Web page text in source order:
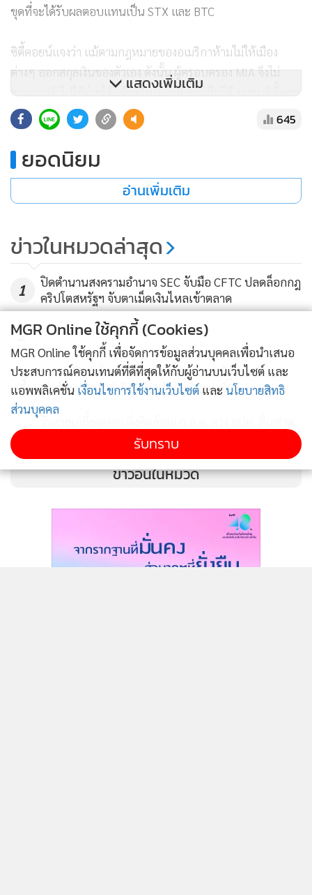
ขุดที่จะได้รับผลตอบแทนเป็น STX และ BTC
ซิตี้คอยน์แจงว่า แม้ตามกฎหมายของอเมริกาห้ามไม่ให้เมือง
ต่างๆ ออกสกุลเงินของตัวเอง ดังนั้น ผู้ครอบครอง MIA จึงไม่
สามารถนำไปใช้จ่ายได้แม้แต่ในไมอามี่ อย่างไรก็ดี ชุมชนซิตี้คอย
น์จะพัฒนาแอปที่ใช้โทเคนเป็นรางวัล เทรด กู้ยืม ทำสัญญา
อัจฉริยะ และอื่นๆ อีกมากมาย เช่น นำไปแลกส่วนลดที่สามารถ
ใช้กับห้างร้านในท้องถิ่น
การเปิดตัว MIA เป็นความเคลื่อนไหวล่าสุดในโปรเจ็กต์พัฒนาคริ
ไมอามี่เป็นเมืองที่มีศักยภาพการแข่งขันด้านคริปโตสูงสุดในโลก
โดยเมื่อไม่กี่เดือนมานี้ ไมอามี่เป็นเจ้าภาพจัดการประชุมบิตคอย
น์ 2021 ที่นอกจากเป็นเวทีประชุมคริปโตใหญ่ที่สุดในโลกแล้ว ยัง
เป็นสถานที่ที่ประธานาธิบดีนายิบ บูเคเลของเอลซัลวาดอร์
ประกาศยอมรับบิตคอยน์เป็นสกุลเงินที่ใช้ชำระหนี้ได้ตาม
กฎหมายเป็นประเทศแรกของโลก
เมื่อไม่นานมานี้ ซัวเรซยังผลักดันการชำระเงินระบบ
อิเล็กทรอนิกส์ และโครงการอสังหาริมทรัพย์แห่งหนึ่งของเมืองนี้
กลายเป็นโครงการที่จ่ายด้วยคริปโตในราคาสูงสุดถึง 22.5 ล้าน
ดอลลาร์
นอกจากนั้น ในเดือนมิถุนายนที่ผ่านมา ซัวเรซยังเชิญชวนเหมือง
นิวส์วีกรายงานว่า ซัวเรซเคยให้สัมภาษณ์ไว้เมื่อเร็วๆ นี้ว่า ไมอามี่
แสดงเพิ่มเติม
645
ยอดนิยม
อ่านเพิ่มเติม
ข่าวในหมวดล่าสุด
1
ปิดตำนานสงครามอำนาจ SEC จับมือ CFTC ปลดล็อกกฎ
คริปโตสหรัฐฯ จับตาเม็ดเงินไหลเข้าตลาด
2
3
Bybit เปิดหน้าชกโสมแดง! ฟ้องศาลสหรัฐฯ อายัด 1.5
พันล้านดอลลาร์ ดัดหลัง “รัฐโจรไซเบอร์”
4
แส้คุม "Stablecoin" สกัดท่อฟอกเงินข้ามชาติ
ข่าวอื่นในหมวด
MGR Online ใช้คุกกี้ (Cookies)
MGR Online ใช้คุกกี้ เพื่อจัดการข้อมูลส่วนบุคคลเพื่อนำเสนอ
ประสบการณ์คอนเทนต์ที่ดีที่สุดให้กับผู้อ่านบนเว็บไซต์ และ
แอพพลิเคชั่น เงื่อนไขการใช้งานเว็บไซต์ และ นโยบายสิทธิ
ส่วนบุคคล
รับทราบ